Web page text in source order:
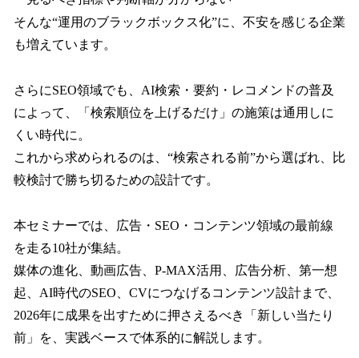
そんな“運用のブラックボックス化”に、不安を感じる企業
も増えています。
さらにSEO領域でも、AI検索・要約・レコメンドの普及
によって、「検索順位を上げるだけ」の施策は通用しに
くい時代に。
これから求められるのは、“検索される前”から選ばれ、比
較検討で勝ち切るための設計です。
本セミナーでは、広告・SEO・コンテンツ領域の最前線
を走る10社が集結。
媒体の進化、動画広告、P-MAX活用、広告分析、第一想
起、AI時代のSEO、CVにつなげるコンテンツ設計まで、
2026年に成果を出すために押さえるべき「新しい当たり
前」を、実践ベースで体系的に解説します。